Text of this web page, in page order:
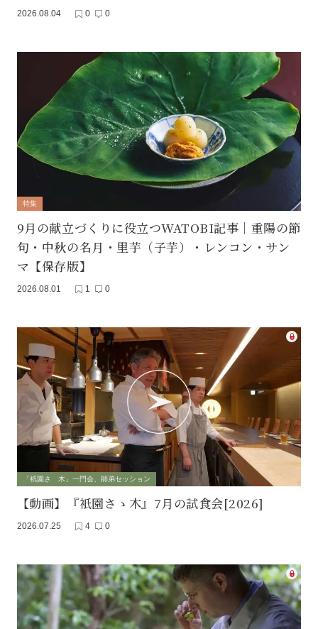
2026.08.04 0 0
特集
9月の献立づくりに役立つWATOBI記事｜重陽の節
句・中秋の名月・里芋（子芋）・レンコン・サン
マ【保存版】
2026.08.01 1 0
「祇園さゝ木」一門会、師弟セッション
【動画】『衹園さゝ木』7月の試食会[2026]
2026.07.25 4 0